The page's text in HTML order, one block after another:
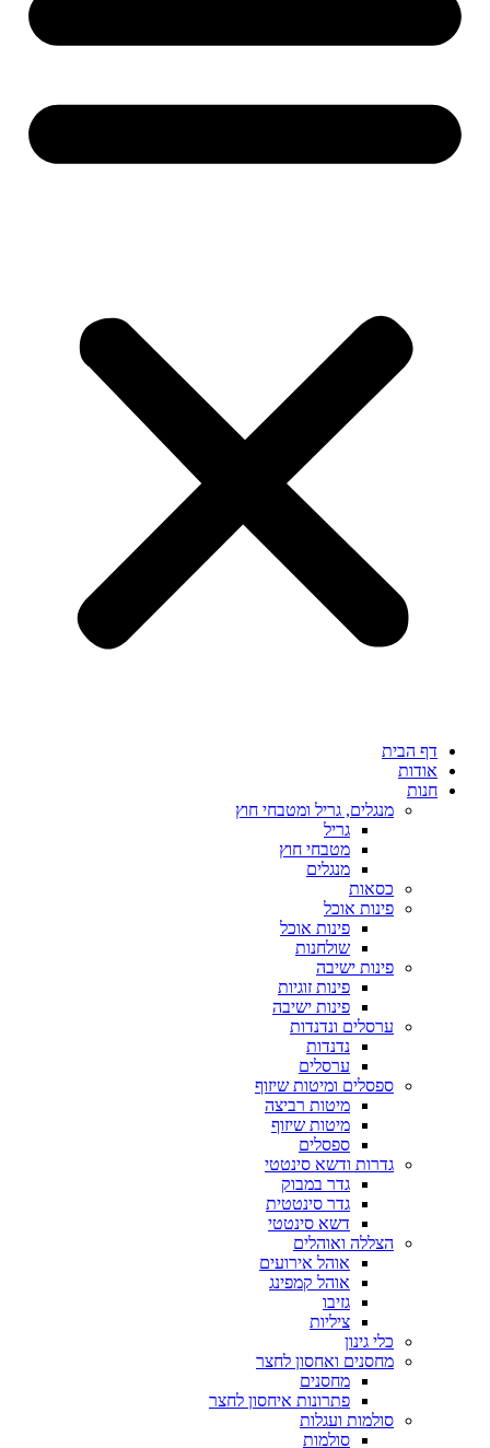
דף הבית
אודות
חנות
מנגלים, גריל ומטבחי חוץ
גריל
מטבחי חוץ
מנגלים
כסאות
פינות אוכל
פינות אוכל
שולחנות
פינות ישיבה
פינות זוגיות
פינות ישיבה
ערסלים ונדנדות
נדנדות
ערסלים
ספסלים ומיטות שיזוף
מיטות רביצה
מיטות שיזוף
ספסלים
גדרות ודשא סינטטי
גדר במבוק
גדר סינטטית
דשא סינטטי
הצללה ואוהלים
אוהל אירועים
אוהל קמפינג
גזיבו
ציליות
כלי גינון
מחסנים ואחסון לחצר
מחסנים
פתרונות איחסון לחצר
סולמות ועגלות
סולמות